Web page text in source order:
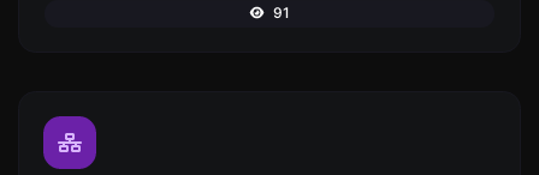
91